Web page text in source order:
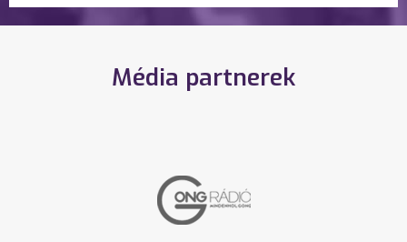
Média partnerek